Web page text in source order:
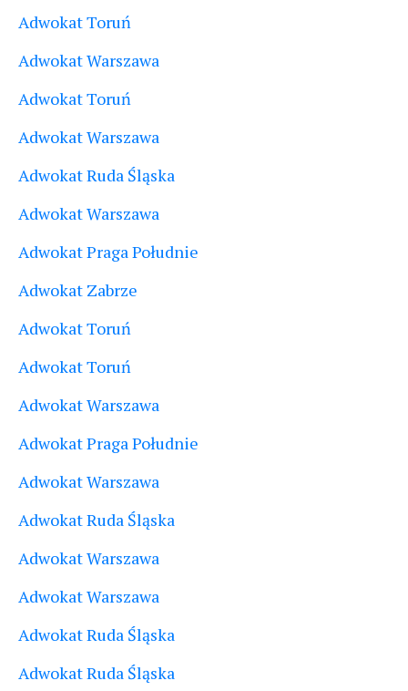
Adwokat Toruń
Adwokat Warszawa
Adwokat Toruń
Adwokat Warszawa
Adwokat Ruda Śląska
Adwokat Warszawa
Adwokat Praga Południe
Adwokat Zabrze
Adwokat Toruń
Adwokat Toruń
Adwokat Warszawa
Adwokat Praga Południe
Adwokat Warszawa
Adwokat Ruda Śląska
Adwokat Warszawa
Adwokat Warszawa
Adwokat Ruda Śląska
Adwokat Ruda Śląska